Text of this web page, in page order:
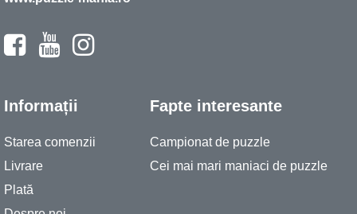
Informații
Starea comenzii
Livrare
Plată
Fapte interesante
Campionat de puzzle
Cei mai mari maniaci de puzzle